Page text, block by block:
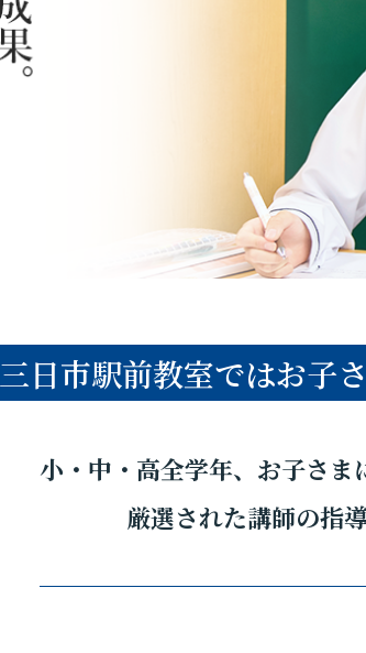
三日市駅前教室ではお子
小・中・高全学年、お子さ
厳選された講師の指